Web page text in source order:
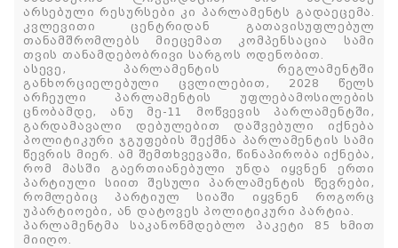
არსებული რესურსები კი პარლამენტს გადაეცემა.
კვლევითი ცენტრიდან გათავისუფლებულ
თანამშრომლებს მიეცემათ კომპენსაცია სამი
თვის თანამდებობრივი სარგოს ოდენობით.
ასევე, პარლამენტის რეგლამენტში
განხორციელებული ცვლილებით, 2028 წელს
არჩეული პარლამენტის უფლებამოსილების
ცნობამდე, ანუ მე-11 მოწვევის პარლამენტში,
გარდამავალი დებულებით დაშვებული იქნება
პოლიტიკური ჯგუფების შექმნა პარლამენტის სამი
წევრის მიერ. ამ შემთხვევაში, წინაპირობა იქნება,
რომ მასში გაერთიანებული უნდა იყვნენ ერთი
პარტიული სიით შესული პარლამენტის წევრები,
რომლებიც პარტიულ სიაში იყვნენ როგორც
უპარტიოები, ან დატოვეს პოლიტიკური პარტია.
პარლამენტმა საკანონმდებლო პაკეტი 85 ხმით
მიიღო.